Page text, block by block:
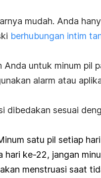
mudah. Anda
berhubungan intim
untuk minum pil
alarm atau
dibedakan sesuai
satu pil setiap
ke-22, jangan
menstruasi saat